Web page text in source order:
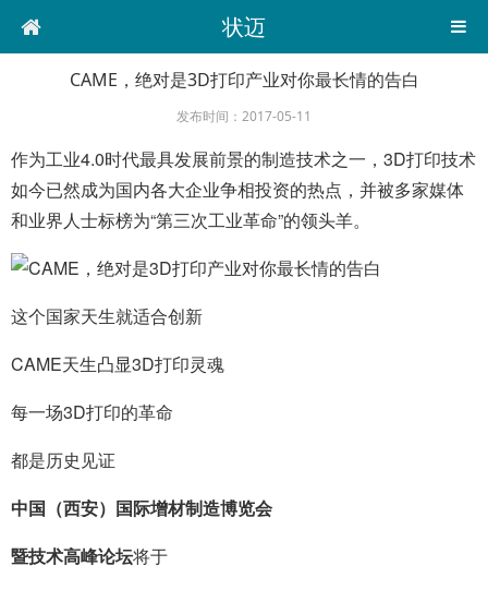
状迈
CAME，绝对是3D打印产业对你最长情的告白
发布时间：2017-05-11
作为工业4.0时代最具发展前景的制造技术之一，3D打印技术
如今已然成为国内各大企业争相投资的热点，并被多家媒体
和业界人士标榜为“第三次工业革命”的领头羊。
这个国家天生就适合创新
CAME天生凸显3D打印灵魂
每一场3D打印的革命
都是历史见证
中国（西安）国际增材制造博览会
暨技术高峰论坛将于